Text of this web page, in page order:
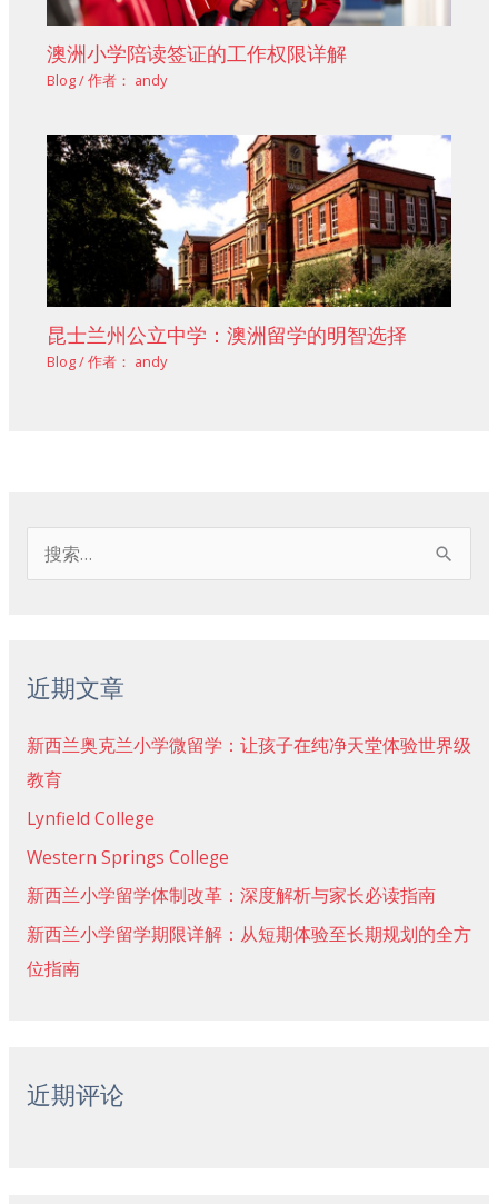
澳洲小学陪读签证的工作权限详解
Blog/ 作者： andy
昆士兰州公立中学：澳洲留学的明智选择
Blog/ 作者： andy
近期文章
新西兰奥克兰小学微留学：让孩子在纯净天堂体验世界级
教育
Lynfield College
Western Springs College
新西兰小学留学体制改革：深度解析与家长必读指南
新西兰小学留学期限详解：从短期体验至长期规划的全方
位指南
近期评论